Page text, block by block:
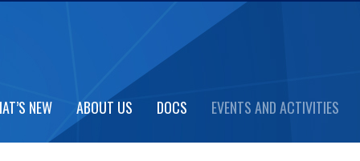
NEW ABOUT US DOCS EVENTS AND ACTIVITIES
ACADEMIA SHINING